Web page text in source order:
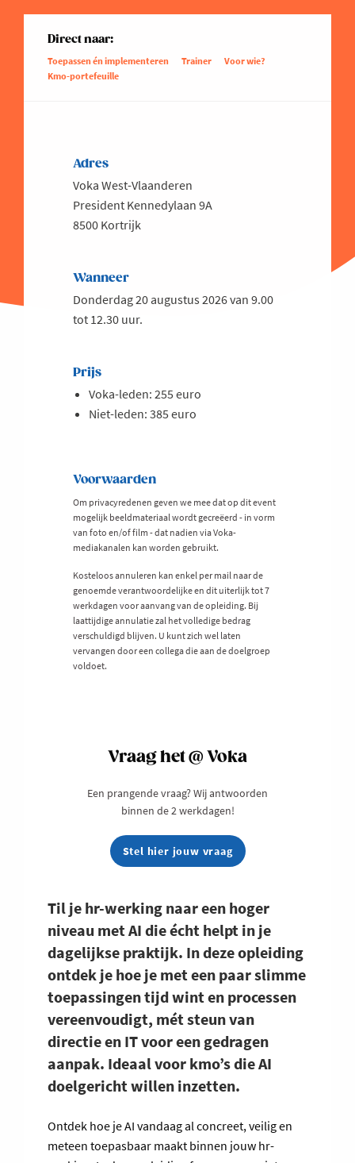
Direct naar:
Toepassen én implementeren Trainer
Voor wie?
Kmo-portefeuille
Til je hr-werking naar een hoger
niveau met AI die écht helpt in je
dagelijkse praktijk. In deze opleiding
ontdek je hoe je met een paar slimme
toepassingen tijd wint en processen
vereenvoudigt, mét steun van
directie en IT voor een gedragen
aanpak. Ideaal voor kmo’s die AI
doelgericht willen inzetten.
Ontdek hoe je AI vandaag al concreet, veilig en
meteen toepasbaar maakt binnen jouw hr-
Adres
Voka West-Vlaanderen
President Kennedylaan 9A
8500 Kortrijk
Wanneer
Donderdag 20 augustus 2026 van 9.00
tot 12.30 uur.
Prijs
Voka-leden: 255 euro
Niet-leden: 385 euro
Voorwaarden
Om privacyredenen geven we mee dat op dit event
mogelijk beeldmateriaal wordt gecreëerd - in vorm
van foto en/of film - dat nadien via Voka-
mediakanalen kan worden gebruikt.
Kosteloos annuleren kan enkel per mail naar de
genoemde verantwoordelijke en dit uiterlijk tot 7
werkdagen voor aanvang van de opleiding. Bij
laattijdige annulatie zal het volledige bedrag
verschuldigd blijven. U kunt zich wel laten
vervangen door een collega die aan de doelgroep
voldoet.
Vraag het @ Voka
Een prangende vraag? Wij antwoorden
binnen de 2 werkdagen!
Stel hier jouw vraag